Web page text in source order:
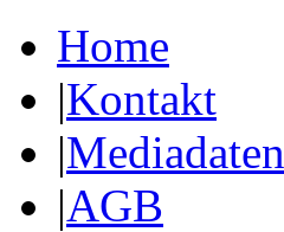
Home
|Kontakt
|Mediadaten
|AGB